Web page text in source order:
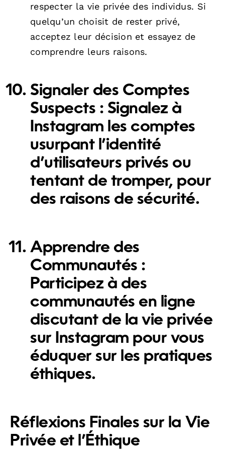
respecter la vie privée des individus. Si
quelqu’un choisit de rester privé,
acceptez leur décision et essayez de
comprendre leurs raisons.
Signaler des Comptes
Suspects : Signalez à
Instagram les comptes
usurpant l’identité
d’utilisateurs privés ou
tentant de tromper, pour
des raisons de sécurité.
Apprendre des
Communautés :
Participez à des
communautés en ligne
discutant de la vie privée
sur Instagram pour vous
éduquer sur les pratiques
éthiques.
Réflexions Finales sur la Vie
Privée et l’Éthique